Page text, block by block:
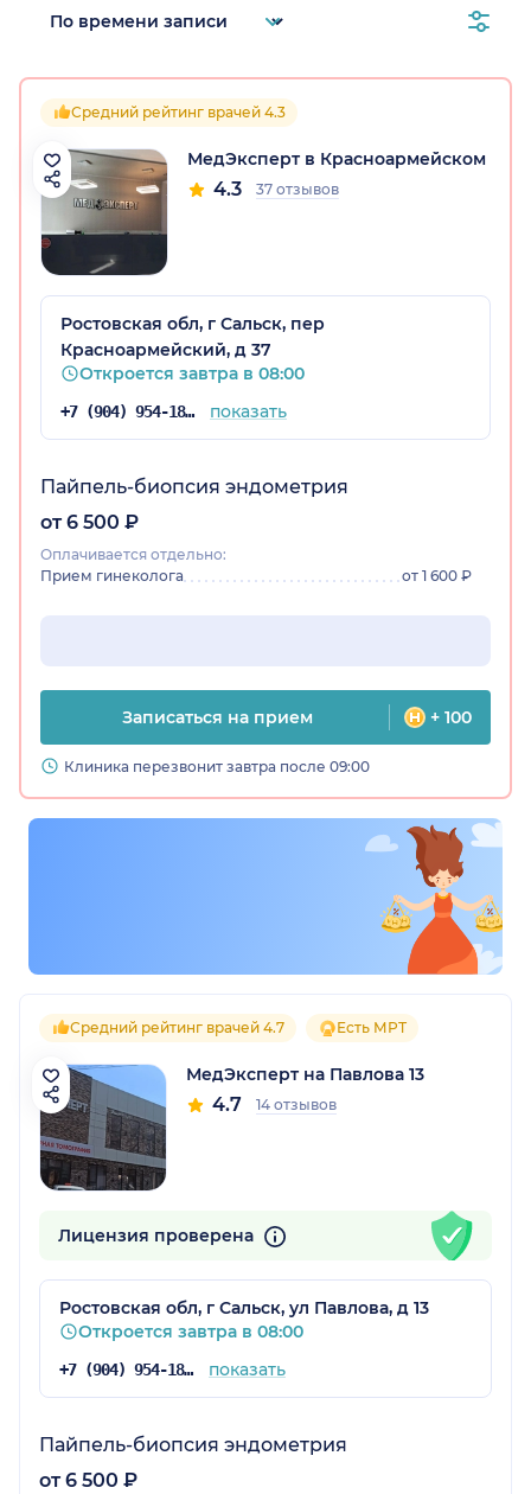
Средний рейтинг врачей 4.3
МедЭксперт в Красноармейском
4.3 37 отзывов
Ростовская обл, г Сальск, пер
Красноармейский, д 37
Откроется завтра в 08:00
+7 (904) 954-18-96 показать
Пайпель-биопсия эндометрия
от 6 500 ₽
Оплачивается отдельно:
Прием гинеколога
от 1 600 ₽
Записаться на прием + 100
Клиника перезвонит завтра после 09:00
Средний рейтинг врачей 4.7 Есть МРТ
МедЭксперт на Павлова 13
4.7 14 отзывов
Лицензия проверена
Ростовская обл, г Сальск, ул Павлова, д 13
Откроется завтра в 08:00
+7 (904) 954-18-94 показать
Пайпель-биопсия эндометрия
от 6 500 ₽